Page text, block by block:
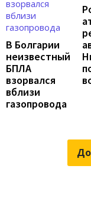
В Болгарии
неизвестный
БПЛА
взорвался
вблизи
газопровода